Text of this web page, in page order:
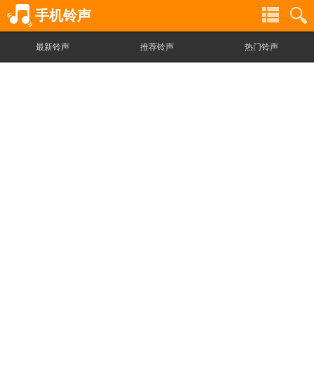
手机铃声
最新铃声 推荐铃声 热门铃声